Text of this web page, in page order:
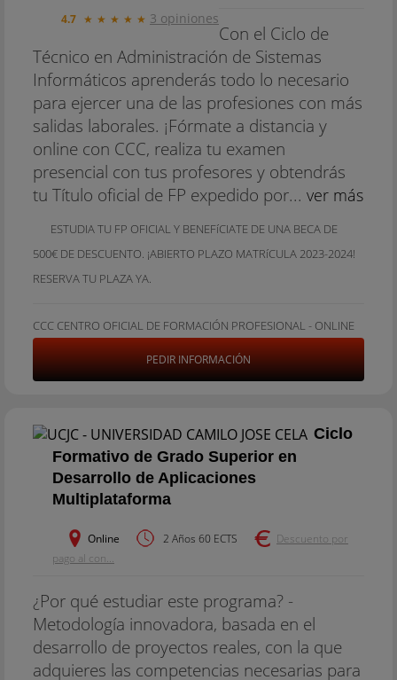
4.7 ★ ★ ★ ★ ★ 3 opiniones
Con el Ciclo de
Técnico en Administración de Sistemas
Informáticos aprenderás todo lo necesario
para ejercer una de las profesiones con más
salidas laborales. ¡Fórmate a distancia y
online con CCC, realiza tu examen
presencial con tus profesores y obtendrás
tu Título oficial de FP expedido por... ver más
ESTUDIA TU FP OFICIAL Y BENEFíCIATE DE UNA BECA DE
500€ DE DESCUENTO. ¡ABIERTO PLAZO MATRíCULA 2023-2024!
RESERVA TU PLAZA YA.
CCC CENTRO OFICIAL DE FORMACIÓN PROFESIONAL - ONLINE
PEDIR INFORMACIÓN
Ciclo
Formativo de Grado Superior en
Desarrollo de Aplicaciones
Multiplataforma
Online 2 Años 60 ECTS
Descuento por
pago al con...
¿Por qué estudiar este programa? -
Metodología innovadora, basada en el
desarrollo de proyectos reales, con la que
adquieres las competencias necesarias para